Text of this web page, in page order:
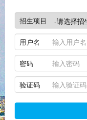
招生项目
用户名
密码
验证码